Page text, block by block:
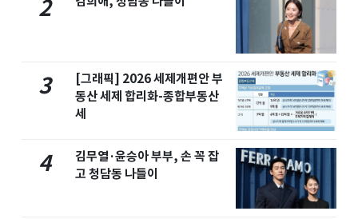
2
3
[그래픽] 2026 세제개편안 부
동산 세제 합리화-종합부동산
세
4
김무열·윤승아 부부, 손 꼭 잡
고 청담동 나들이